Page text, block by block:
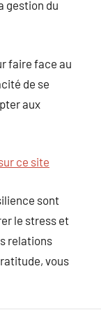
gestion du
faire face au
de se
aux
ce site
sont
le stress et
relations
vous